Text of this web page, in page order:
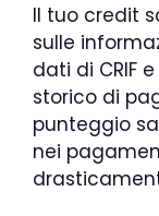
Il tuo credit
sulle
dati di CRIF
storico di
punteggio
nei